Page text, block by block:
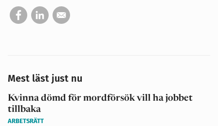
Mest läst just nu
Kvinna dömd för mordförsök vill ha jobbet
tillbaka
ARBETSRÄTT